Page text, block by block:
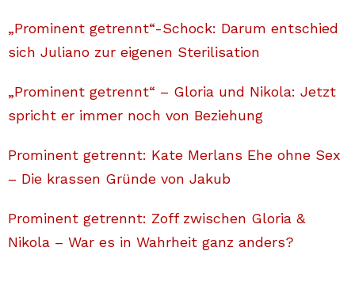
„Prominent getrennt“-Schock: Darum entschied
sich Juliano zur eigenen Sterilisation
„Prominent getrennt“ – Gloria und Nikola: Jetzt
spricht er immer noch von Beziehung
Prominent getrennt: Kate Merlans Ehe ohne Sex
– Die krassen Gründe von Jakub
Prominent getrennt: Zoff zwischen Gloria &
Nikola – War es in Wahrheit ganz anders?